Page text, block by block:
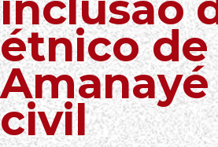
étnico
civil